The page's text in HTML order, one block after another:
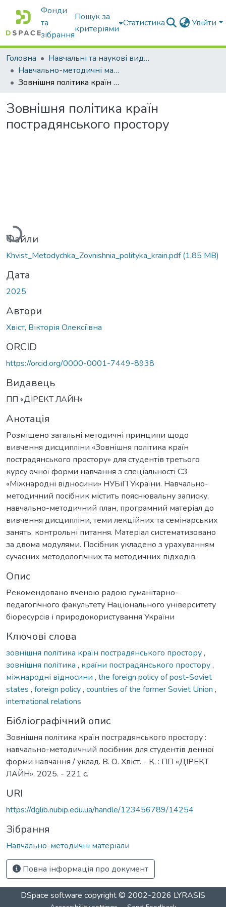
Фонди
та
зібрання
Пошук за
критеріями
Статистика Увійти
Головна
Навчальні та наукові видання
Навчально-методичні матеріали
Зовнішня політика країн пострадянського простору
Зовнішня політика країн
пострадянського простору
Вантажиться...
Файли
Khvist_Metodychka_Zovnishnia_polityka_krain.pdf(1,85 MB)
Дата
2025
Автори
Хвіст, Вікторія Олексіївна
ORCID
https://orcid.org/0000-0001-7449-8938
Видавець
ПП «ДІРЕКТ ЛАЙН»
Анотація
Розміщено загальні методичні принципи щодо
вивчення дисципліни «Зовнішня політика країн
пострадянського простору» для студентів третього
курсу очної форми навчання з спеціальності С3
«Міжнародні відносини» НУБіП України. Навчально-
методичний посібник містить пояснювальну записку,
навчально-методичний план, програмний матеріал до
вивчення дисципліни, теми лекційних та семінарських
занять, контрольні питання. Матеріал систематизовано
за двома модулями. Посібник укладено з урахуванням
сучасних методологічних та методичних підходів.
Опис
Рекомендовано вченою радою гуманітарно-
педагогічного факультету Національного університету
біоресурсів і природокористування України
Ключові слова
зовнішня політика країн пострадянського простору,
зовнішня політика , країни пострадянського простору,
міжнародні відносини , the foreign policy of post-Soviet
states , foreign policy, countries of the former Soviet Union ,
international relations
Бібліографічний опис
Зовнішня політика країн пострадянського простору :
навчально-методичний посібник для студентів денної
форми навчання / уклад. В. О. Хвіст. - К. : ПП «ДІРЕКТ
ЛАЙН», 2025. - 221 с.
URI
https://dglib.nubip.edu.ua/handle/123456789/14254
Зібрання
Навчально-методичні матеріали
Повна інформація про документ
DSpace software copyright © 2002-2026 LYRASIS